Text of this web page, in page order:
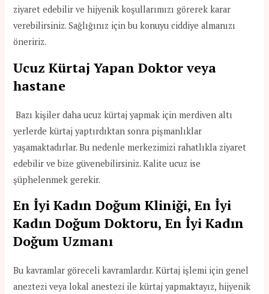
ziyaret edebilir ve hijyenik koşullarımızı görerek karar
verebilirsiniz. Sağlığınız için bu konuyu ciddiye almanızı
öneririz.
Ucuz Kürtaj Yapan Doktor veya
hastane
Bazı kişiler daha ucuz kürtaj yapmak için merdiven altı
yerlerde kürtaj yaptırdıktan sonra pişmanlıklar
yaşamaktadırlar. Bu nedenle merkezimizi rahatlıkla ziyaret
edebilir ve bize güvenebilirsiniz. Kalite ucuz ise
şüphelenmek gerekir.
En İyi Kadın Doğum Kliniği, En İyi
Kadın Doğum Doktoru, En İyi Kadın
Doğum Uzmanı
Bu kavramlar göreceli kavramlardır. Kürtaj işlemi için genel
aneztezi veya lokal anestezi ile kürtaj yapmaktayız, hijyenik